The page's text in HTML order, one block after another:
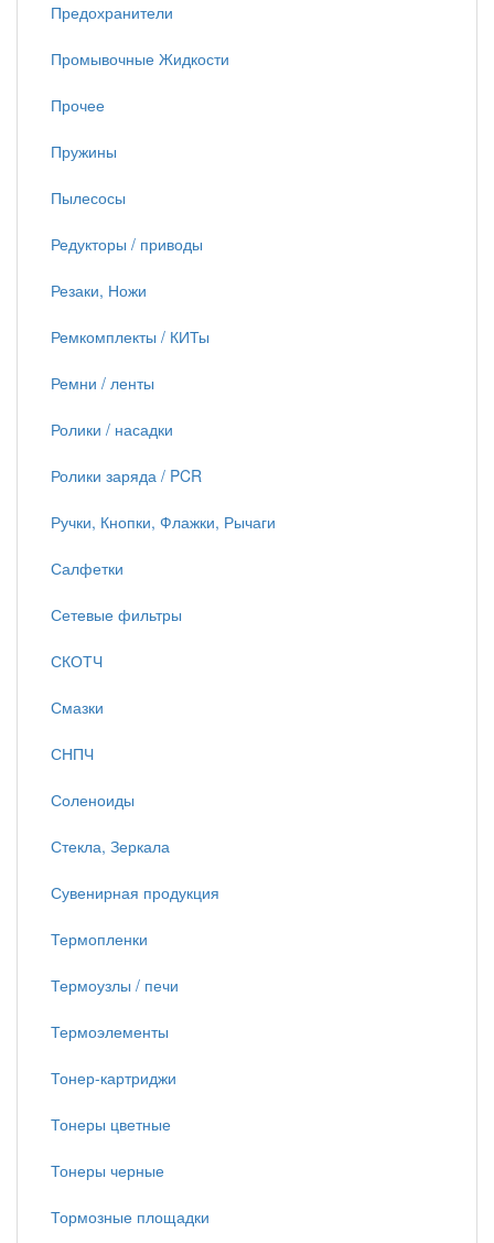
Предохранители
Промывочные Жидкости
Прочее
Пружины
Пылесосы
Редукторы / приводы
Резаки, Ножи
Ремкомплекты / КИТы
Ремни / ленты
Ролики / насадки
Ролики заряда / PCR
Ручки, Кнопки, Флажки, Рычаги
Салфетки
Сетевые фильтры
СКОТЧ
Смазки
СНПЧ
Соленоиды
Стекла, Зеркала
Сувенирная продукция
Термопленки
Термоузлы / печи
Термоэлементы
Тонер-картриджи
Тонеры цветные
Тонеры черные
Тормозные площадки